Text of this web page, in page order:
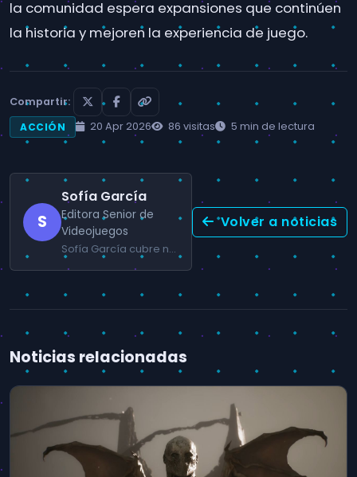
la comunidad espera expansiones que continúen
la historia y mejoren la experiencia de juego.
Compartir:
ACCIÓN
20 Apr 2026 86 visitas 5 min de lectura
S
Sofía García
Editora Senior de
Videojuegos
Sofía García cubre noticias de lanzamientos, análisis de mercado y tendencias de la industria gaming en España y Latinoamérica.
Volver a noticias
Noticias relacionadas